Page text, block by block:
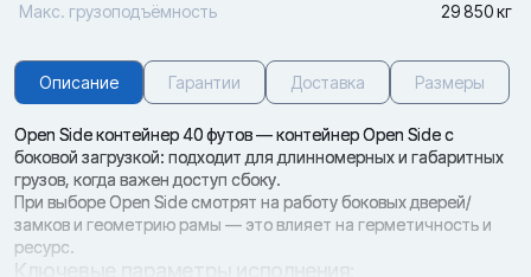
Макс. грузоподъёмность
29 850 кг
Описание Гарантии Доставка Размеры
Open Side контейнер 40 футов — контейнер Open Side с
боковой загрузкой: подходит для длинномерных и габаритных
грузов, когда важен доступ сбоку.
При выборе Open Side смотрят на работу боковых дверей/
замков и геометрию рамы — это влияет на герметичность и
ресурс.
Ключевые параметры исполнения: